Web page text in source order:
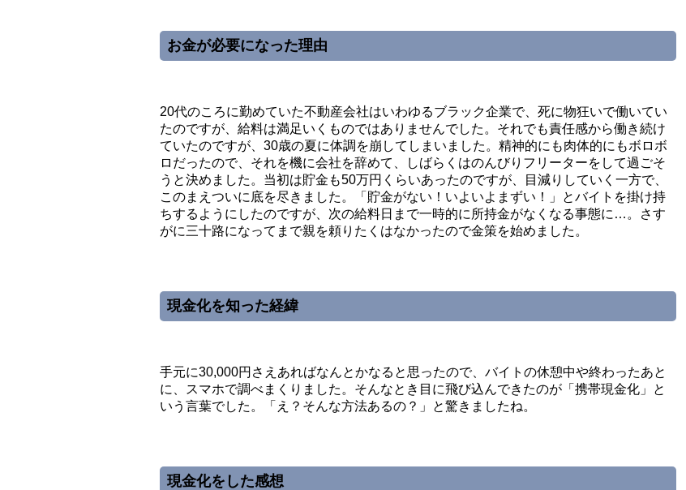
お金が必要になった理由
20代のころに勤めていた不動産会社はいわゆるブラック企業で、死に物狂いで働いてい
たのですが、給料は満足いくものではありませんでした。それでも責任感から働き続け
ていたのですが、30歳の夏に体調を崩してしまいました。精神的にも肉体的にもボロボ
ロだったので、それを機に会社を辞めて、しばらくはのんびりフリーターをして過ごそ
うと決めました。当初は貯金も50万円くらいあったのですが、目減りしていく一方で、
このまえついに底を尽きました。「貯金がない！いよいよまずい！」とバイトを掛け持
ちするようにしたのですが、次の給料日まで一時的に所持金がなくなる事態に…。さす
がに三十路になってまで親を頼りたくはなかったので金策を始めました。
現金化を知った経緯
手元に30,000円さえあればなんとかなると思ったので、バイトの休憩中や終わったあと
に、スマホで調べまくりました。そんなとき目に飛び込んできたのが「携帯現金化」と
いう言葉でした。「え？そんな方法あるの？」と驚きましたね。
現金化をした感想